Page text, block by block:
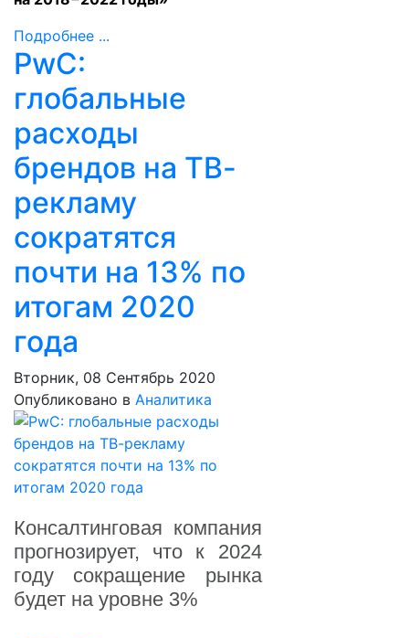
Подробнее ...
PwC:
глобальные
расходы
брендов на ТВ-
рекламу
сократятся
почти на 13% по
итогам 2020
года
Вторник, 08 Сентябрь 2020
Опубликовано в Аналитика
Консалтинговая компания
прогнозирует, что к 2024
году сокращение рынка
будет на уровне 3%